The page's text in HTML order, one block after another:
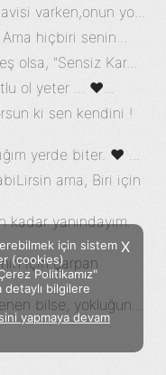
Twitter Instagram
Sözümoki © 2020 - V.8
varken,onun yo...
hiçbiri senin...
olsa, "Sensiz Kar...
ol yeter ... ♥...
ki sen kendini !
yerde biter. ♥ ...
ama, Biri için
kadar yanındayım.
için çarpan
bilse, yokluğun...
X
için sistem
(cookies)
Politikamız"
detaylı bilgilere
yapmaya devam